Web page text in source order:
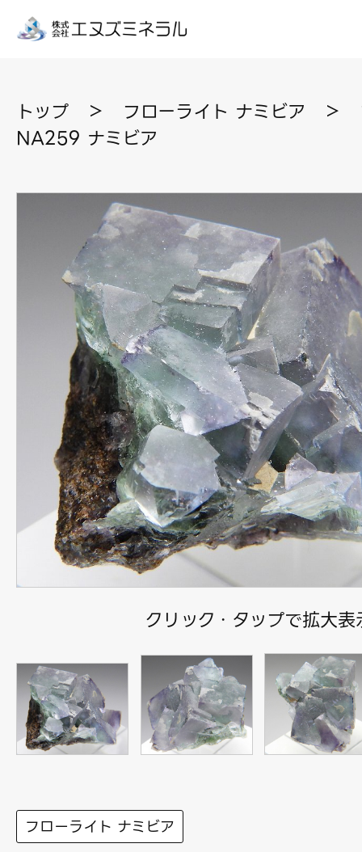
トップ ＞ フローライト ナミビア ＞
NA259 ナミビア
クリック・タップで拡大表
フローライト ナミビア